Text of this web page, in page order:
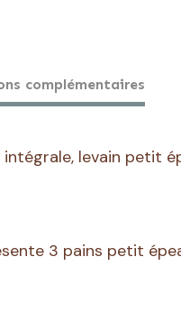
complémentaires
levain petit
3 pains petit